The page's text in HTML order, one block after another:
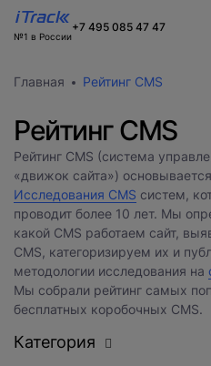
№1 в России
+7 495 085 47 47
Главная Рейтинг CMS
Рейтинг CMS
Рейтинг CMS (система
«движок сайта»)
Исследования CMS систем,
проводит более 10 лет. Мы
какой CMS работаем сайт,
CMS, категоризируем их и
методологии исследования на
Мы собрали рейтинг самых
бесплатных коробочных CMS.
Категория
проект?
Заполните форму и наш
свяжется с вами
свяжется наш лучший
Ошибка
Произошла ошибка при
Новости
Вакансии
Акции
WEB
Разработка сайтов на 1С-
Техподдержка
Тарифы и цены
CRM
Внедрение Битрикс24
Развитие Битрикс24
День с экспертом
Статистики для Битрикс24
Тарифы и цены
Корпоративный портал
CRM для отдела продаж
HRM для отдела кадров
ДЕМО CRM Битрикс24
Кейсы
Сайты
CRM
Блог
Контакты